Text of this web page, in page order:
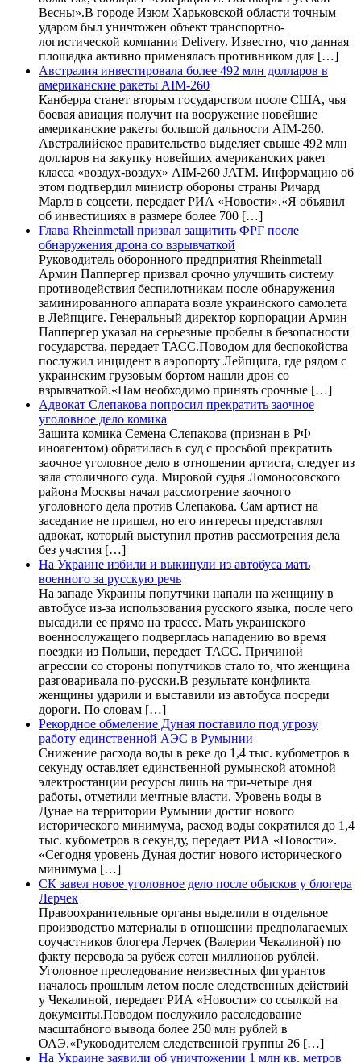
Весны».В городе Изюм Харьковской области точным
ударом был уничтожен объект транспортно-
логистической компании Delivery. Известно, что данная
площадка активно применялась противником для […]
Австралия инвестировала более 492 млн долларов в
американские ракеты AIM-260
Канберра станет вторым государством после США, чья
боевая авиация получит на вооружение новейшие
американские ракеты большой дальности AIM-260.
Австралийское правительство выделяет свыше 492 млн
долларов на закупку новейших американских ракет
класса «воздух-воздух» AIM-260 JATM. Информацию об
этом подтвердил министр обороны страны Ричард
Марлз в соцсети, передает РИА «Новости».«Я объявил
об инвестициях в размере более 700 […]
Глава Rheinmetall призвал защитить ФРГ после
обнаружения дрона со взрывчаткой
Руководитель оборонного предприятия Rheinmetall
Армин Паппергер призвал срочно улучшить систему
противодействия беспилотникам после обнаружения
заминированного аппарата возле украинского самолета
в Лейпциге. Генеральный директор корпорации Армин
Паппергер указал на серьезные пробелы в безопасности
государства, передает ТАСС.Поводом для беспокойства
послужил инцидент в аэропорту Лейпцига, где рядом с
украинским грузовым бортом нашли дрон со
взрывчаткой.«Нам необходимо принять срочные […]
Адвокат Слепакова попросил прекратить заочное
уголовное дело комика
Защита комика Семена Слепакова (признан в РФ
иноагентом) обратилась в суд с просьбой прекратить
заочное уголовное дело в отношении артиста, следует из
зала столичного суда. Мировой судья Ломоносовского
района Москвы начал рассмотрение заочного
уголовного дела против Слепакова. Сам артист на
заседание не пришел, но его интересы представлял
адвокат, который выступил против рассмотрения дела
без участия […]
На Украине избили и выкинули из автобуса мать
военного за русскую речь
На западе Украины попутчики напали на женщину в
автобусе из-за использования русского языка, после чего
высадили ее прямо на трассе. Мать украинского
военнослужащего подверглась нападению во время
поездки из Польши, передает ТАСС. Причиной
агрессии со стороны попутчиков стало то, что женщина
разговаривала по-русски.В результате конфликта
женщины ударили и выставили из автобуса посреди
дороги. По словам […]
Рекордное обмеление Дуная поставило под угрозу
работу единственной АЭС в Румынии
Снижение расхода воды в реке до 1,4 тыс. кубометров в
секунду оставляет единственной румынской атомной
электростанции ресурсы лишь на три-четыре дня
работы, отметили мечтные власти. Уровень воды в
Дунае на территории Румынии достиг нового
исторического минимума, расход воды сократился до 1,4
тыс. кубометров в секунду, передает РИА «Новости».
«Сегодня уровень Дуная достиг нового исторического
минимума […]
СК завел новое уголовное дело после обысков у блогера
Лерчек
Правоохранительные органы выделили в отдельное
производство материалы в отношении предполагаемых
соучастников блогера Лерчек (Валерии Чекалиной) по
факту перевода за рубеж сотен миллионов рублей.
Уголовное преследование неизвестных фигурантов
началось прошлым летом после следственных действий
у Чекалиной, передает РИА «Новости» со ссылкой на
документы.Поводом послужило расследование
масштабного вывода более 250 млн рублей в
ОАЭ.«Руководителем следственной группы 26 […]
На Украине заявили об уничтожении 1 млн кв. метров